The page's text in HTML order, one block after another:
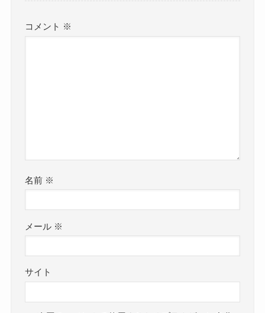
コメント ※
名前 ※
メール ※
サイト